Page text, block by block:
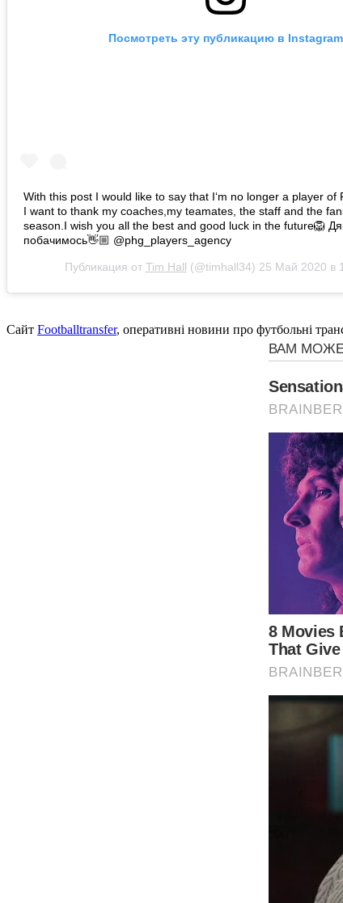
Посмотреть эту публикацию в Instagram
With this post I would like to say that I‘m no longer a player of
I want to thank my coaches,my teamates, the staff and the
season.I wish you all the best and good luck in the future🦁
побачимось👋🏼 @phg_players_agency
Публикация от Tim Hall (@timhall34) 25 Май 2020 в
Сайт Footballtransfer, оперативні новини про футбольні